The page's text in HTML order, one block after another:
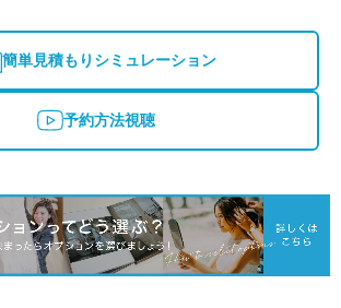
簡単見積もりシミュレーション
予約方法視聴